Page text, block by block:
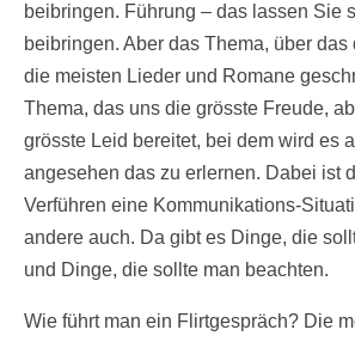
beibringen. Führung – das lassen Sie
beibringen. Aber das Thema, über
die meisten Lieder und Romane
Thema, das uns die grösste Freude,
grösste Leid bereitet, bei dem wird es
angesehen das zu erlernen. Dabei ist
Verführen eine Kommunikations-
andere auch. Da gibt es Dinge, die
und Dinge, die sollte man beachten.
Wie führt man ein Flirtgespräch? Die